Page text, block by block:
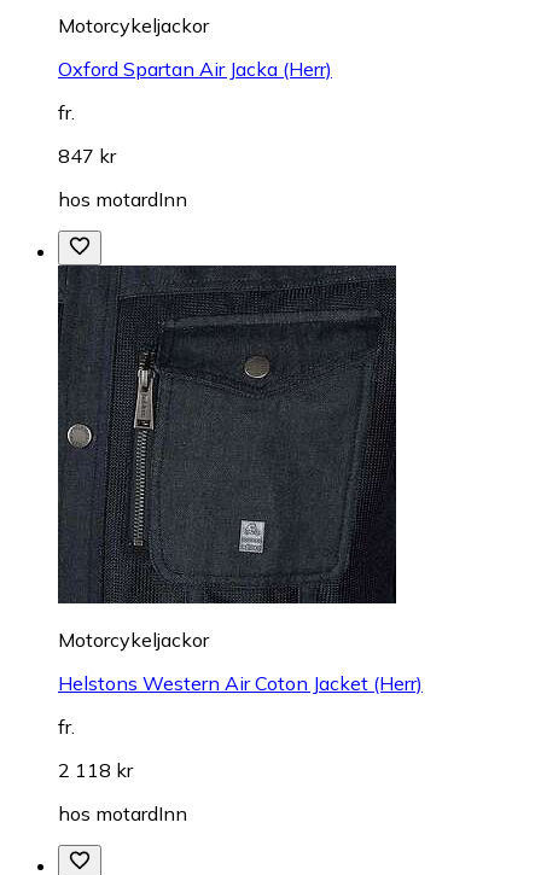
Motorcykeljackor
Oxford Spartan Air Jacka (Herr)
fr.
847 kr
hos motardInn
Motorcykeljackor
Helstons Western Air Coton Jacket (Herr)
fr.
2 118 kr
hos motardInn